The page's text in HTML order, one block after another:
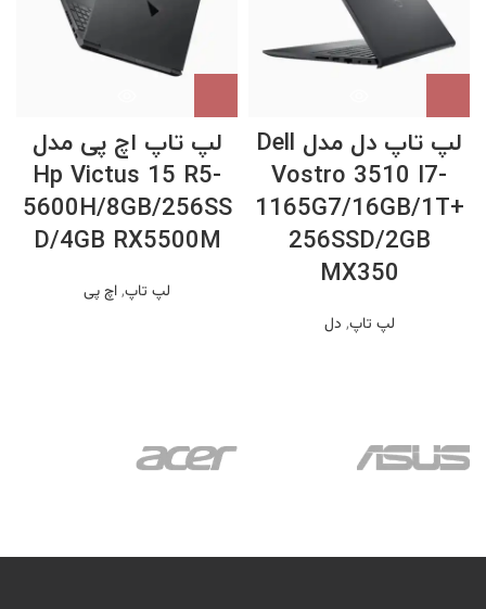
لپ تاپ دل مدل Dell
Vostro 3510 I7-
1165G7/16GB/1T+
256SSD/2GB
MX350
لپ تاپ, دل
لپ تاپ اچ پی مدل
Hp Victus 15 R5-
5600H/8GB/256SS
D/4GB RX5500M
لپ تاپ,اچ پی